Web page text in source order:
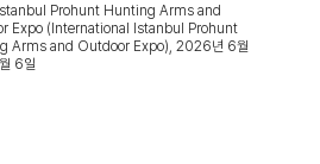
Prohunt Hunting Arms and
Expo (International Istanbul Prohunt
Arms and Outdoor Expo), 2026년 6월
6일